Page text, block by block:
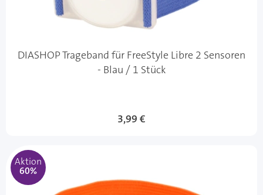
DIASHOP Trageband für FreeStyle Libre 2 Sensoren
- Blau / 1 Stück
Sonderangebot
3,99 €
Aktion
60%